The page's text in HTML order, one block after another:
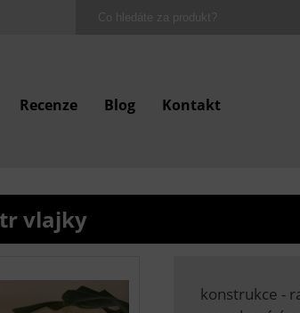
Recenze Blog Kontakt
vlajky
konstrukce -